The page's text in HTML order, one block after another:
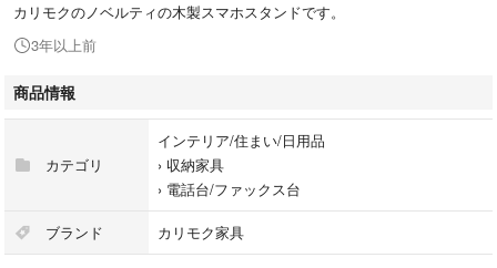
カリモクのノベルティの木製スマホスタンドです。
3年以上前
商品情報
カテゴリ
インテリア/住まい/日用品
› 収納家具
› 電話台/ファックス台
ブランド カリモク家具